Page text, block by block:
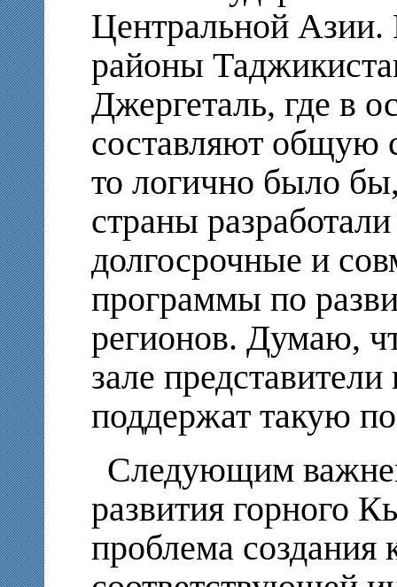
Центральной Азии.
районы
Джергеталь, где в
составляют общую
то логично было
страны
долгосрочные и
программы по
регионов. Думаю,
зале
поддержат такую
Следующим
развития горного
проблема создания